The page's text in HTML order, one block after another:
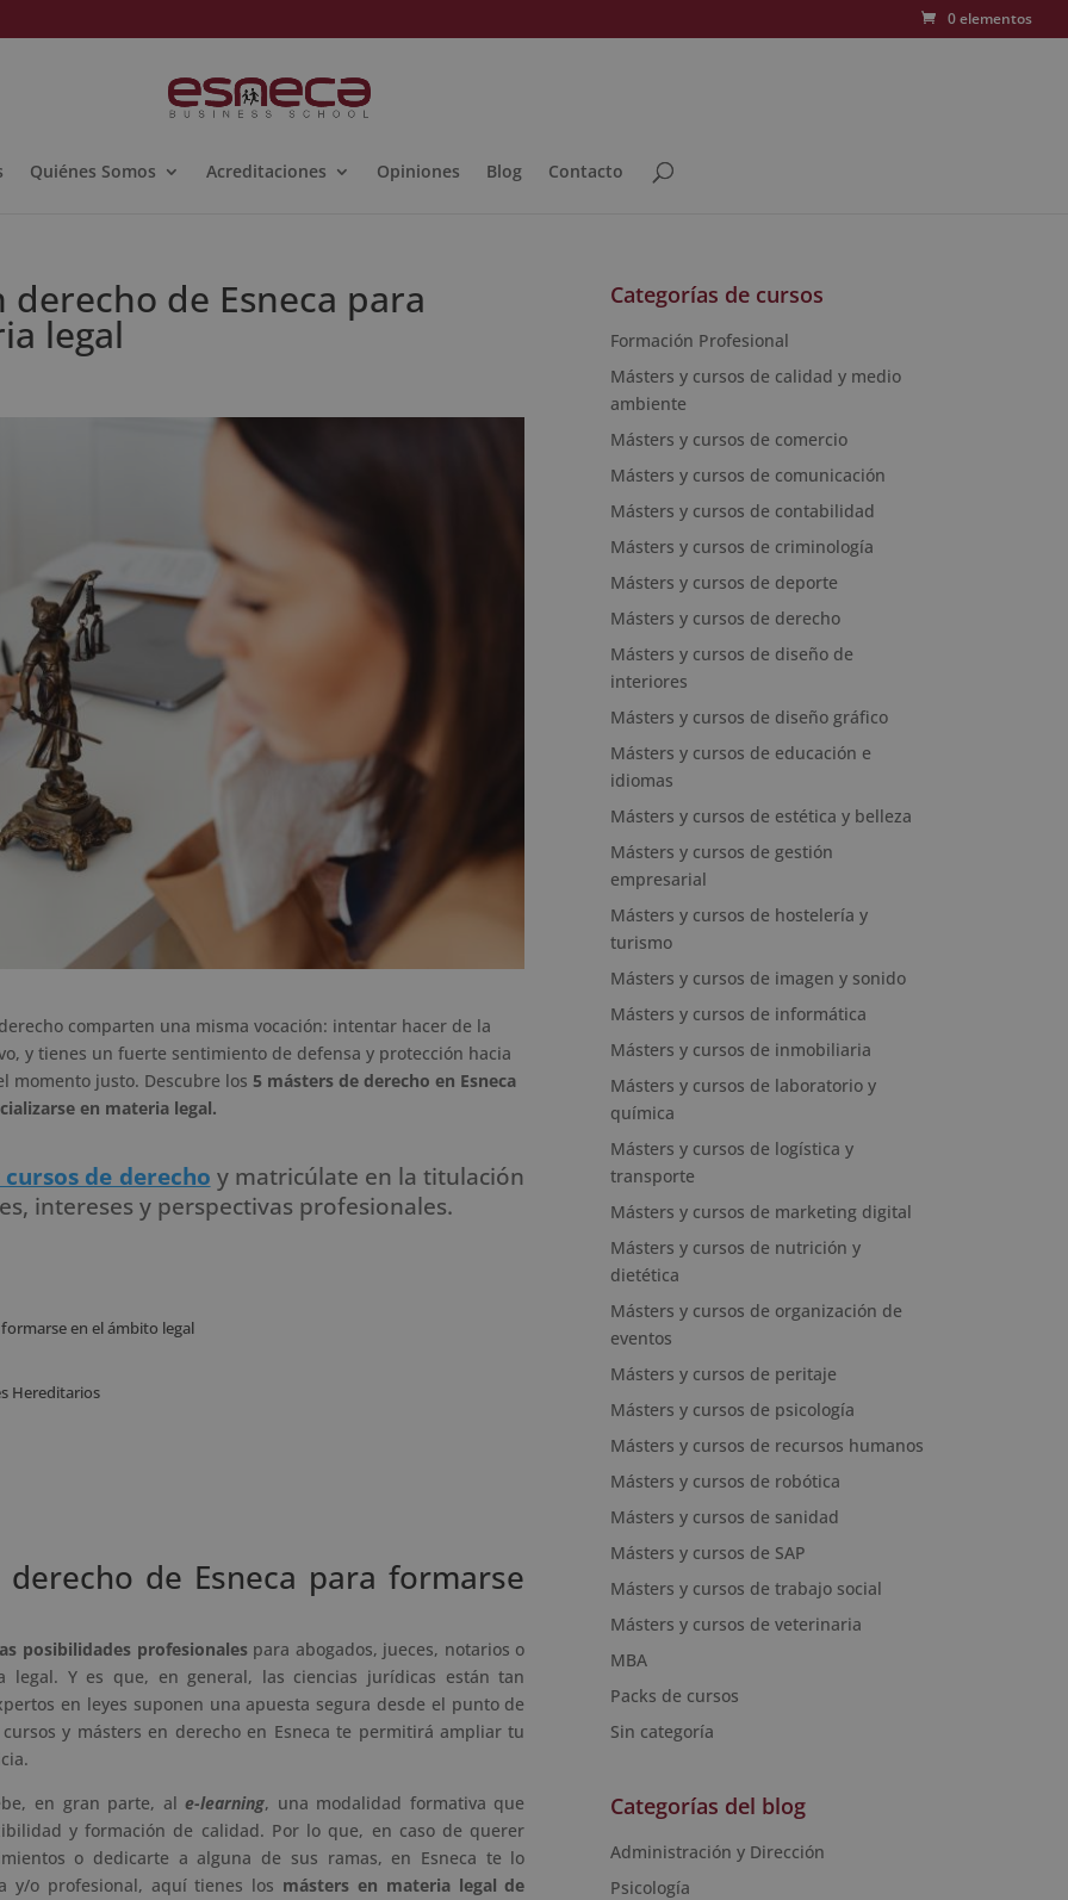
0 elementos
Quiénes Somos Acreditaciones Opiniones Blog Contacto
de Esneca para
legal
comparten una misma vocación: intentar hacer de la
y tienes un fuerte sentimiento de defensa y protección hacia
momento justo. Descubre los 5 másters de derecho en Esneca
en materia legal.
de derecho y matricúlate en la titulación
intereses y perspectivas profesionales.
en el ámbito legal
Hereditarios
de Esneca para formarse
posibilidades profesionalespara abogados, jueces, notarios o
legal. Y es que, en general, las ciencias jurídicas están tan
en leyes suponen una apuesta segura desde el punto de
y másters en derecho en Esneca te permitirá ampliar tu
en gran parte, al e-learning, una modalidad formativa que
y formación de calidad. Por lo que, en caso de querer
o dedicarte a alguna de sus ramas, en Esneca te lo
y/o profesional, aquí tienes los másters en materia legal de
Categorías de cursos
Formación Profesional
Másters y cursos de calidad y medio
ambiente
Másters y cursos de comercio
Másters y cursos de comunicación
Másters y cursos de contabilidad
Másters y cursos de criminología
Másters y cursos de deporte
Másters y cursos de derecho
Másters y cursos de diseño de
interiores
Másters y cursos de diseño gráfico
Másters y cursos de educación e
idiomas
Másters y cursos de estética y belleza
Másters y cursos de gestión
empresarial
Másters y cursos de hostelería y
turismo
Másters y cursos de imagen y sonido
Másters y cursos de informática
Másters y cursos de inmobiliaria
Másters y cursos de laboratorio y
química
Másters y cursos de logística y
transporte
Másters y cursos de marketing digital
Másters y cursos de nutrición y
dietética
Másters y cursos de organización de
eventos
Másters y cursos de peritaje
Másters y cursos de psicología
Másters y cursos de recursos humanos
Másters y cursos de robótica
Másters y cursos de sanidad
Másters y cursos de SAP
Másters y cursos de trabajo social
Másters y cursos de veterinaria
MBA
Packs de cursos
Sin categoría
Categorías del blog
Administración y Dirección
Psicología